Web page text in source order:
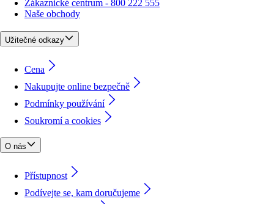
Zákaznické centrum - 800 222 555
Naše obchody
Užitečné odkazy
Cena
Nakupujte online bezpečně
Podmínky používání
Soukromí a cookies
O nás
Přístupnost
Podívejte se, kam doručujeme